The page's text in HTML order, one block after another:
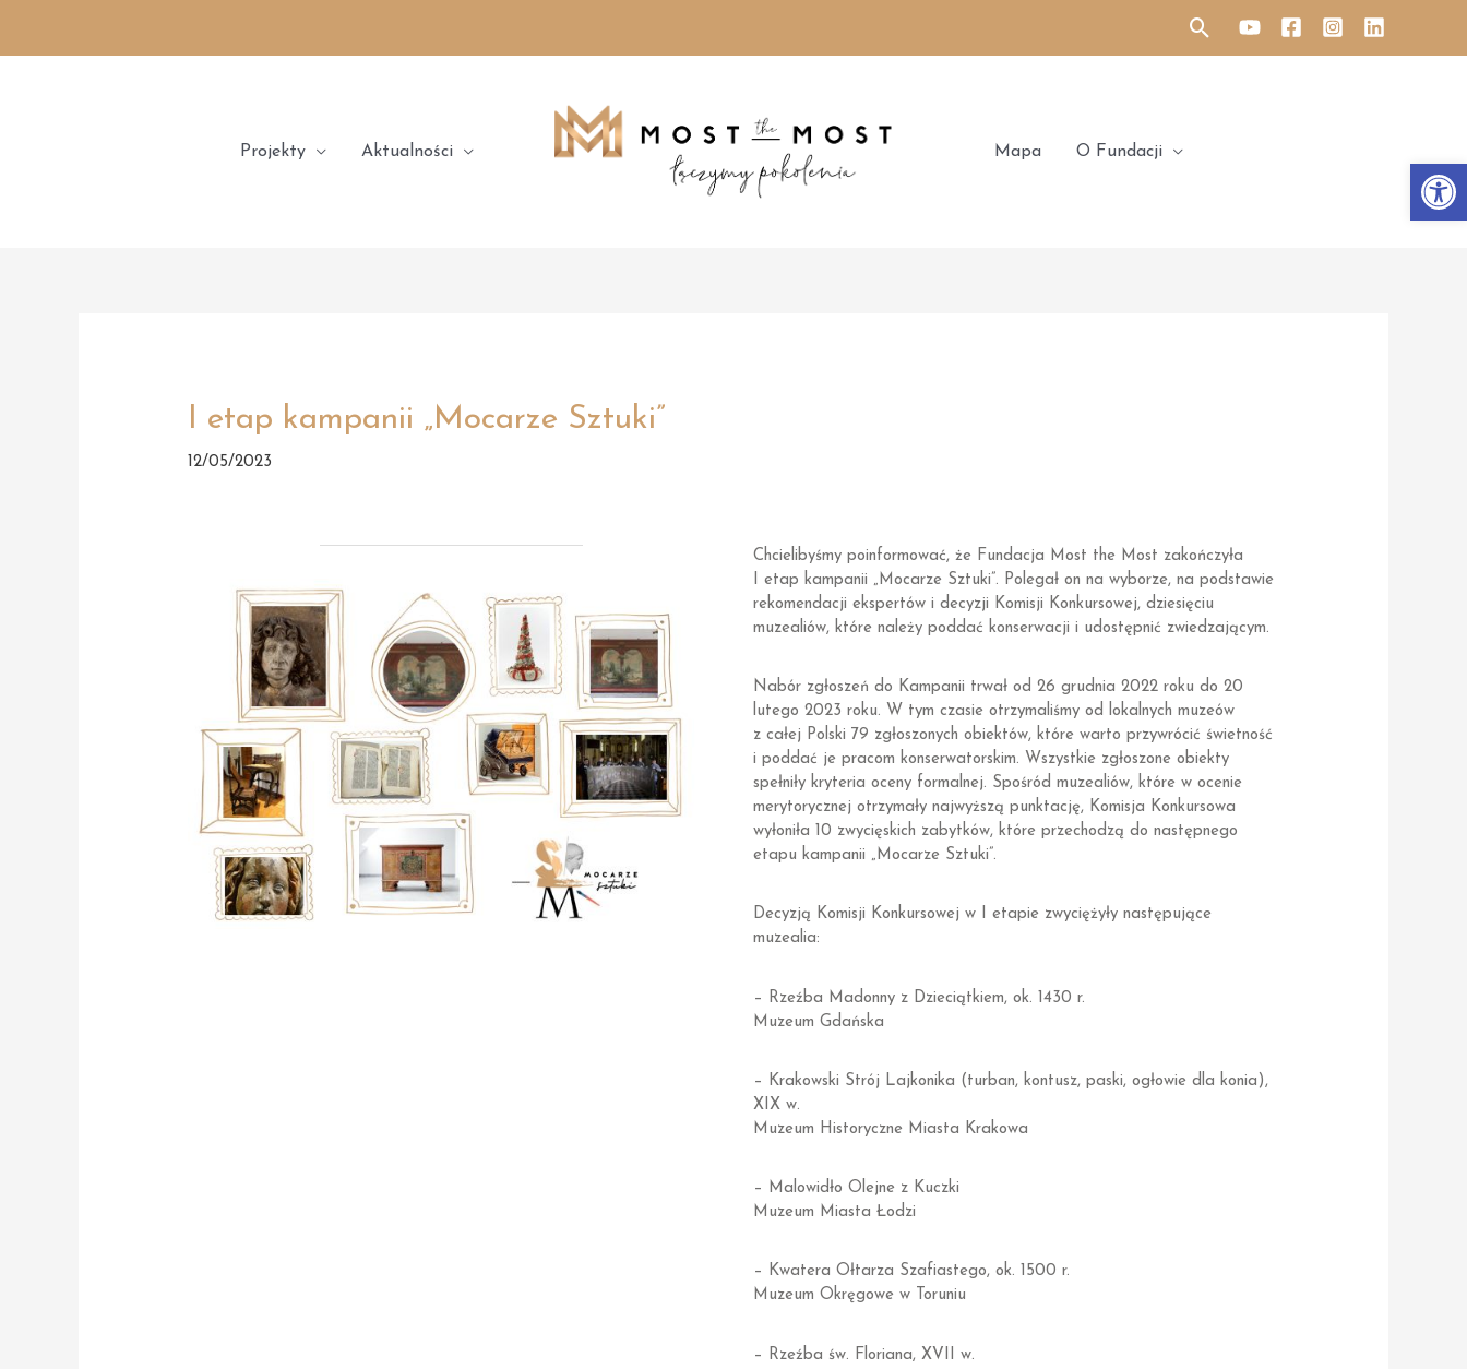
content
Search
Projekty Aktualności Mapa O Fundacji
I etap kampanii „Mocarze Sztuki”
12/05/2023
Chcielibyśmy poinformować, że Fundacja Most the Most zakończyła
I etap kampanii „Mocarze Sztuki”. Polegał on na wyborze, na podstawie
rekomendacji ekspertów i decyzji Komisji Konkursowej, dziesięciu
muzealiów, które należy poddać konserwacji i udostępnić zwiedzającym.
Nabór zgłoszeń do Kampanii trwał od 26 grudnia 2022 roku do 20
lutego 2023 roku. W tym czasie otrzymaliśmy od lokalnych muzeów
z całej Polski 79 zgłoszonych obiektów, które warto przywrócić świetność
i poddać je pracom konserwatorskim. Wszystkie zgłoszone obiekty
spełniły kryteria oceny formalnej. Spośród muzealiów, które w ocenie
merytorycznej otrzymały najwyższą punktację, Komisja Konkursowa
wyłoniła 10 zwycięskich zabytków, które przechodzą do następnego
etapu kampanii „Mocarze Sztuki”.
Decyzją Komisji Konkursowej w I etapie zwyciężyły następujące
muzealia:
– Rzeźba Madonny z Dzieciątkiem, ok. 1430 r.
Muzeum Gdańska
– Krakowski Strój Lajkonika (turban, kontusz, paski, ogłowie dla konia),
XIX w.
Muzeum Historyczne Miasta Krakowa
– Malowidło Olejne z Kuczki
Muzeum Miasta Łodzi
– Kwatera Ołtarza Szafiastego, ok. 1500 r.
Muzeum Okręgowe w Toruniu
– Rzeźba św. Floriana, XVII w.